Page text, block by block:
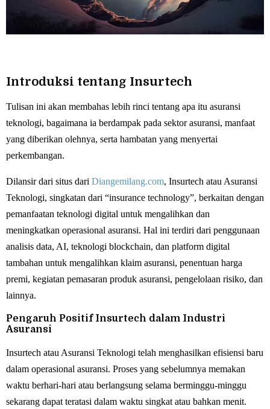
Introduksi tentang Insurtech
Tulisan ini akan membahas lebih rinci tentang apa itu asuransi
teknologi, bagaimana ia berdampak pada sektor asuransi, manfaat
yang diberikan olehnya, serta hambatan yang menyertai
perkembangan.
Dilansir dari situs dari Diangemilang.com, Insurtech atau Asuransi
Teknologi, singkatan dari “insurance technology”, berkaitan dengan
pemanfaatan teknologi digital untuk mengalihkan dan
meningkatkan operasional asuransi. Hal ini terdiri dari penggunaan
analisis data, AI, teknologi blockchain, dan platform digital
tambahan untuk mengalihkan klaim asuransi, penentuan harga
premi, kegiatan pemasaran produk asuransi, pengelolaan risiko, dan
lainnya.
Pengaruh Positif Insurtech dalam Industri
Asuransi
Insurtech atau Asuransi Teknologi telah menghasilkan efisiensi baru
dalam operasional asuransi. Proses yang sebelumnya memakan
waktu berhari-hari atau berlangsung selama berminggu-minggu
sekarang dapat teratasi dalam waktu singkat atau bahkan menit.